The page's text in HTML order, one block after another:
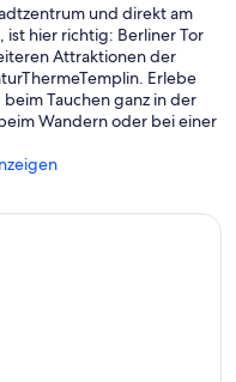
und direkt am
ist hier richtig: Berliner Tor
Attraktionen der
Erlebe
Tauchen ganz in der
Wandern oder bei einer